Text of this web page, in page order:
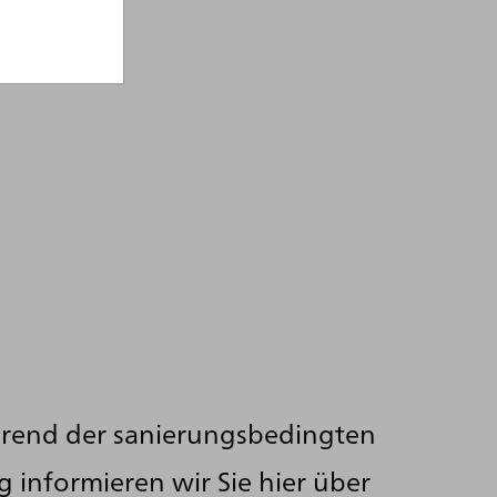
der sanierungsbedingten
informieren wir Sie hier über